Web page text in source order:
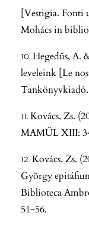
[Vestigia. Fonti
Mohács in
Hegedűs, A.
leveleink [Le
Tankönyvkiadó.
Kovács, Zs.
MAMÜL XIII:
Kovács, Zs.
György
Biblioteca
51−56.